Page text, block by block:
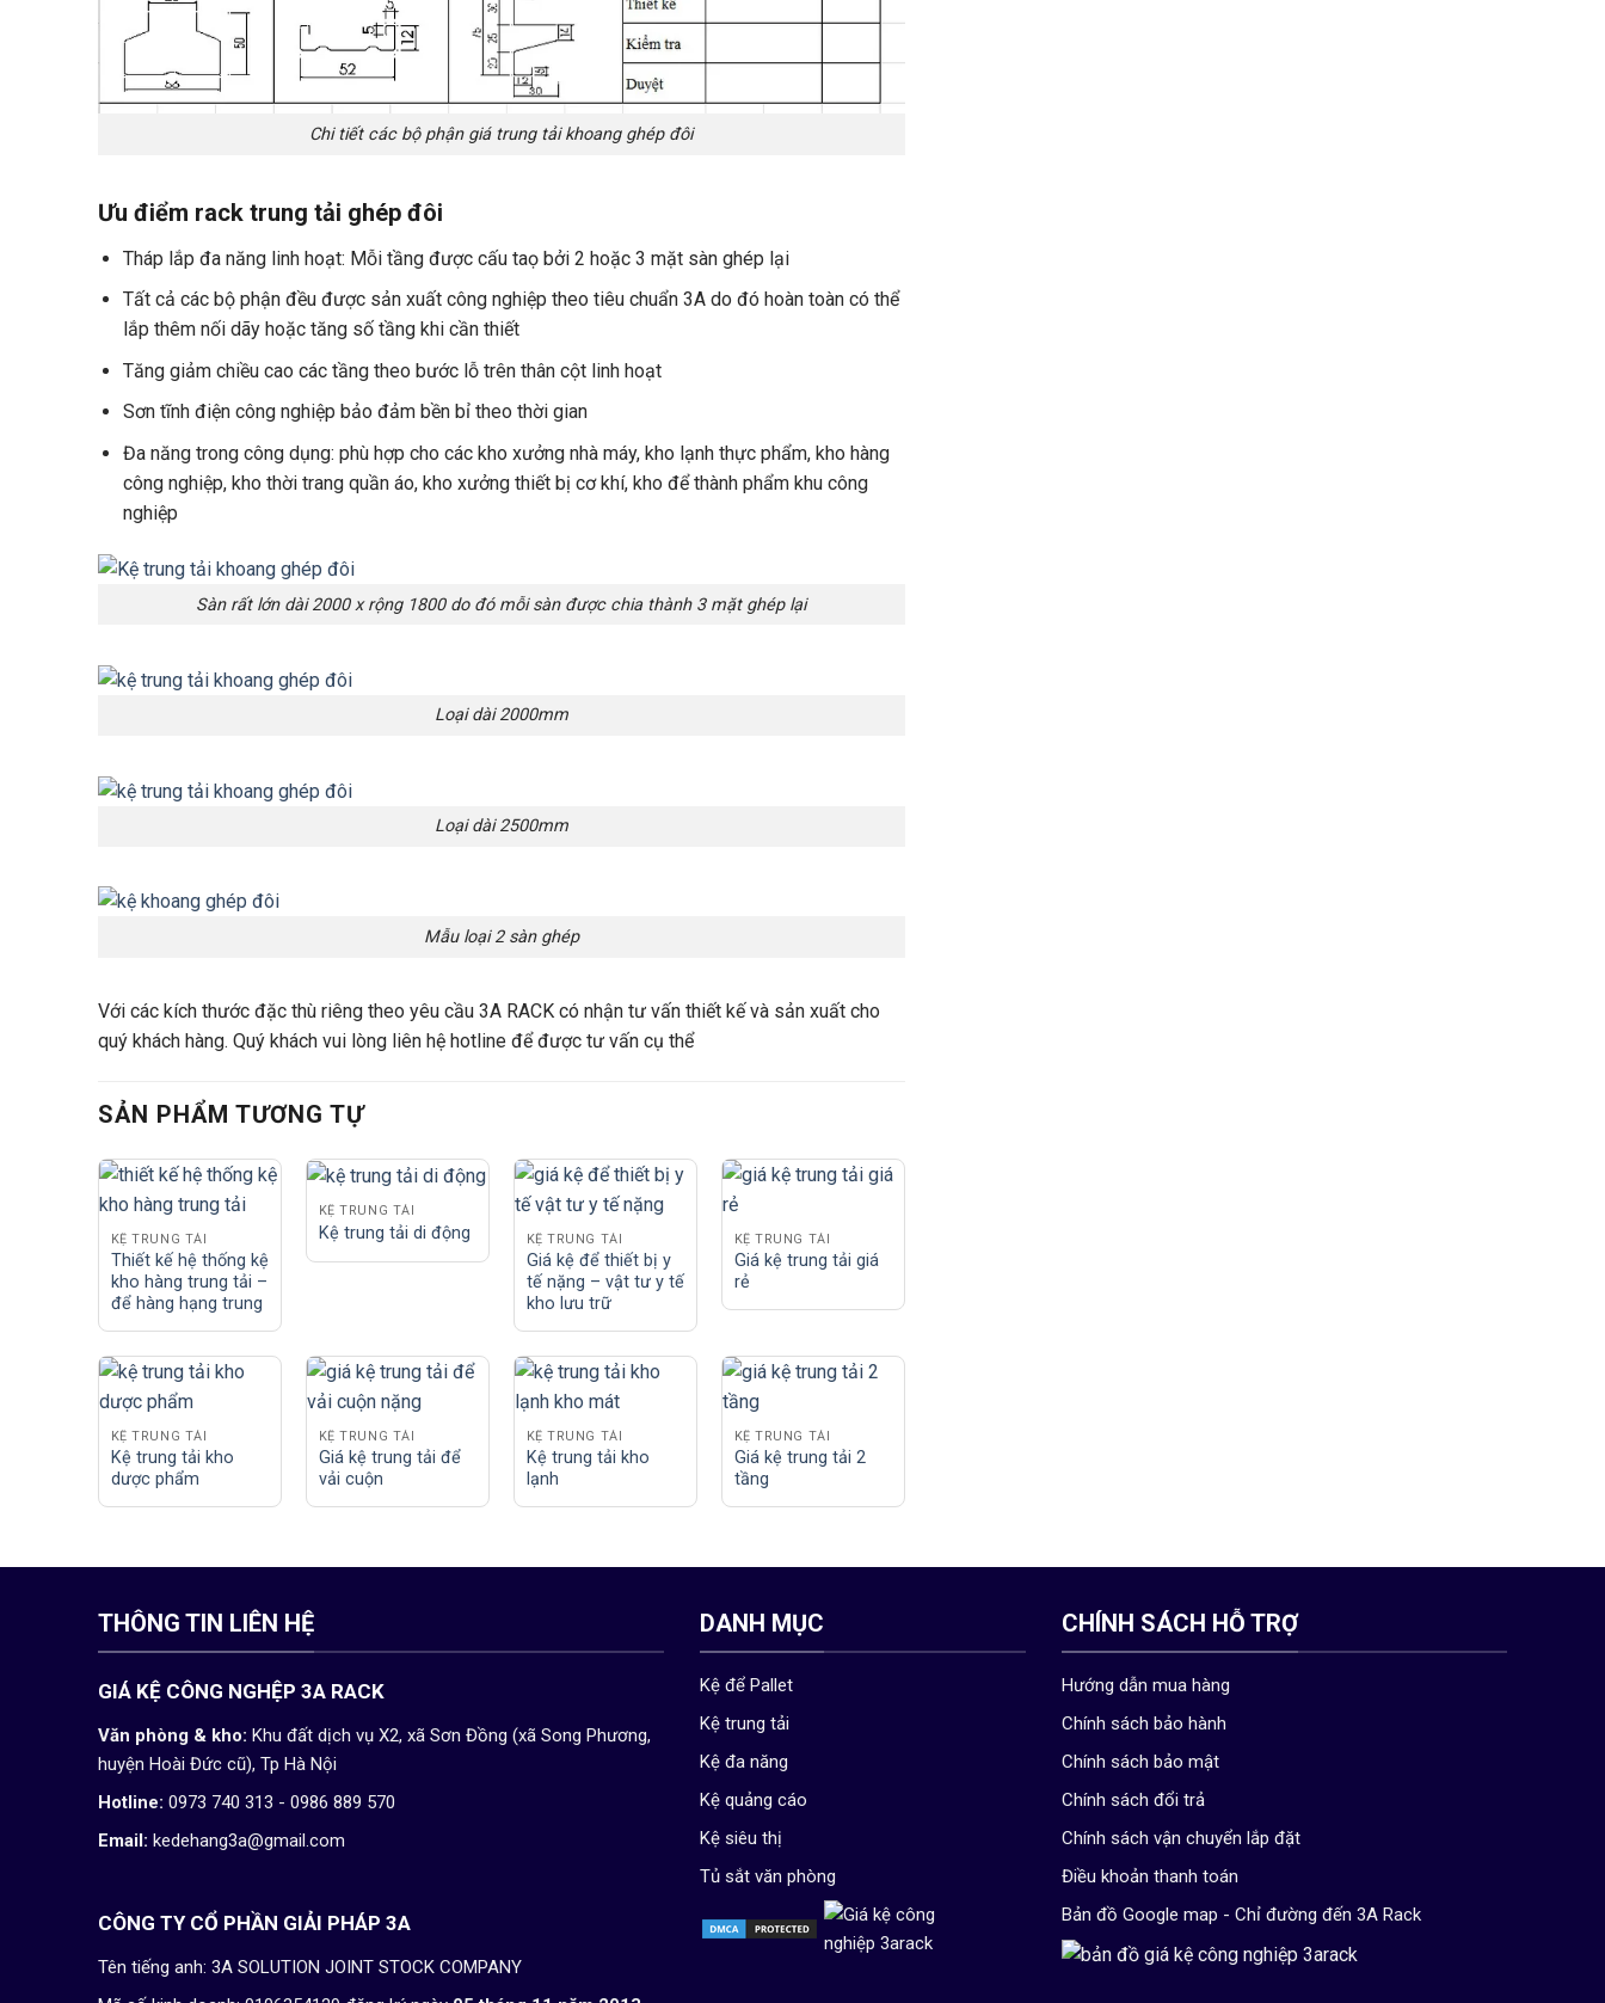
Chi tiết các bộ phận giá trung tải khoang ghép đôi
Ưu điểm rack trung tải ghép đôi
Tháp lắp đa năng linh hoạt: Mỗi tầng được cấu taọ bởi 2 hoặc 3 mặt sàn ghép lại
Tất cả các bộ phận đều được sản xuất công nghiệp theo tiêu chuẩn 3A do đó hoàn toàn có thể
lắp thêm nối dãy hoặc tăng số tầng khi cần thiết
Tăng giảm chiều cao các tầng theo bước lỗ trên thân cột linh hoạt
Sơn tĩnh điện công nghiệp bảo đảm bền bỉ theo thời gian
Đa năng trong công dụng: phù hợp cho các kho xưởng nhà máy, kho lạnh thực phẩm, kho hàng
công nghiệp, kho thời trang quần áo, kho xưởng thiết bị cơ khí, kho để thành phẩm khu công
nghiệp
Sàn rất lớn dài 2000 x rộng 1800 do đó mỗi sàn được chia thành 3 mặt ghép lại
Loại dài 2000mm
Loại dài 2500mm
Mẫu loại 2 sàn ghép
Với các kích thước đặc thù riêng theo yêu cầu 3A RACK có nhận tư vấn thiết kế và sản xuất cho
quý khách hàng. Quý khách vui lòng liên hệ hotline để được tư vấn cụ thể
SẢN PHẨM TƯƠNG TỰ
KỆ TRUNG TẢI
Thiết kế hệ thống kệ
kho hàng trung tải –
để hàng hạng trung
KỆ TRUNG TẢI
Kệ trung tải di động KỆ TRUNG TẢI
Giá kệ để thiết bị y
tế nặng – vật tư y tế
kho lưu trữ
KỆ TRUNG TẢI
Giá kệ trung tải giá
rẻ
KỆ TRUNG TẢI
Kệ trung tải kho
dược phẩm
KỆ TRUNG TẢI
Giá kệ trung tải để
vải cuộn
KỆ TRUNG TẢI
Kệ trung tải kho
lạnh
KỆ TRUNG TẢI
Giá kệ trung tải 2
tầng
THÔNG TIN LIÊN HỆ
GIÁ KỆ CÔNG NGHỆP 3A RACK
Văn phòng & kho: Khu đất dịch vụ X2, xã Sơn Đồng (xã Song Phương,
huyện Hoài Đức cũ), Tp Hà Nội
Hotline: 0973 740 313 - 0986 889 570
Email: kedehang3a@gmail.com
CÔNG TY CỔ PHẦN GIẢI PHÁP 3A
Tên tiếng anh: 3A SOLUTION JOINT STOCK COMPANY
DANH MỤC
Kệ để Pallet
Kệ trung tải
Kệ đa năng
Kệ quảng cáo
Kệ siêu thị
Tủ sắt văn phòng
CHÍNH SÁCH HỖ TRỢ
Hướng dẫn mua hàng
Chính sách bảo hành
Chính sách bảo mật
Chính sách đổi trả
Chính sách vận chuyển lắp đặt
Điều khoản thanh toán
Bản đồ Google map - Chỉ đường đến 3A Rack